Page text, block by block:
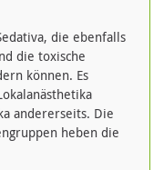
die ebenfalls
die toxische
können. Es
andererseits. Die
heben die